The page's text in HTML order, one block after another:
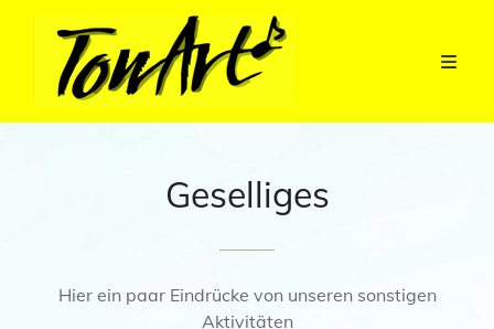
Geselliges
Hier ein paar Eindrücke von unseren sonstigen
Aktivitäten